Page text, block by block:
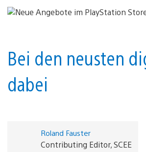
Bei den neusten
dabei
Roland Fauster
Contributing Editor, SCEE